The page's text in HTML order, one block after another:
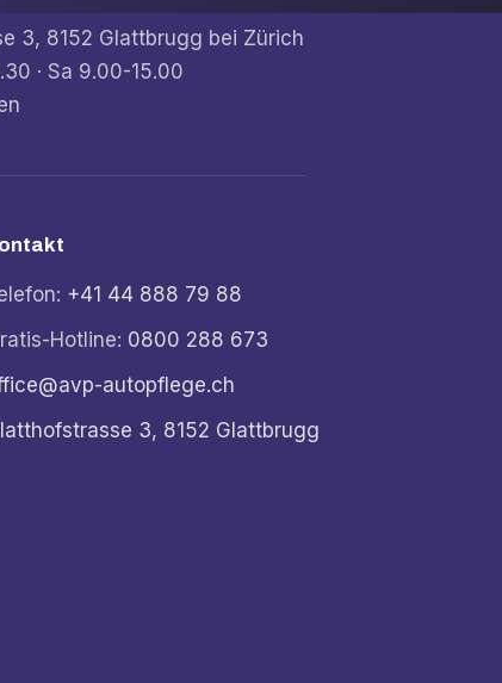
3, 8152 Glattbrugg bei Zürich
· Sa 9.00-15.00
+41 44 888 79 88
Hotline: 0800 288 673
autopflege.ch
3, 8152 Glattbrugg